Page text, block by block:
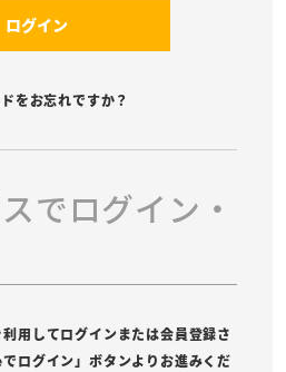
ログイン
をお忘れですか？
でログイン・
用してログインまたは会員登録さ
ログイン」ボタンよりお進みくだ